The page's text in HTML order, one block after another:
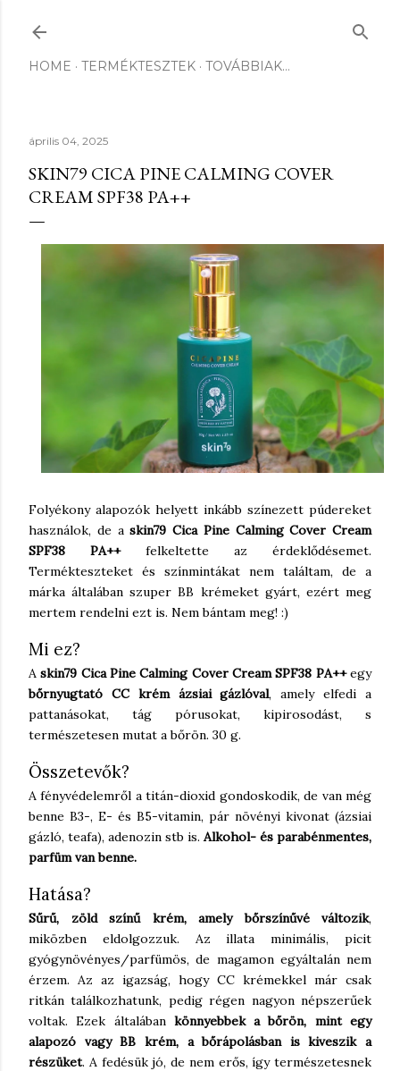
HOME TERMÉKTESZTEK TOVÁBBIAK…
április 04, 2025
SKIN79 CICA PINE CALMING COVER
CREAM SPF38 PA++
Folyékony alapozók helyett inkább színezett púdereket
használok, de askin79 Cica Pine Calming Cover Cream
SPF38 PA++felkeltette az érdeklődésemet.
Termékteszteket és színmintákat nem találtam, de a
márka általában szuper BB krémeket gyárt, ezért meg
mertem rendelni ezt is. Nem bántam meg! :)
Mi ez?
Askin79 Cica Pine Calming Cover Cream SPF38 PA++egy
bőrnyugtató CC krém ázsiai gázlóval, amely elfedi a
pattanásokat, tág pórusokat, kipirosodást, s
természetesen mutat a bőrön. 30 g.
Összetevők?
A fényvédelemről a titán-dioxid gondoskodik, de van még
benne B3-, E- és B5-vitamin, pár növényi kivonat (ázsiai
gázló, teafa), adenozin stb is. Alkohol- és parabénmentes,
parfüm van benne.
Hatása?
Sűrű, zöld színű krém, amely bőrszínűvé változik,
miközben eldolgozzuk. Az illata minimális, picit
gyógynövényes/parfümös, de magamon egyáltalán nem
érzem. Az az igazság, hogy CC krémekkel már csak
ritkán találkozhatunk, pedig régen nagyon népszerűek
voltak. Ezek általában könnyebbek a bőrön, mint egy
alapozó vagy BB krém, a bőrápolásban is kiveszik a
részüket. A fedésük jó, de nem erős, így természetesnek